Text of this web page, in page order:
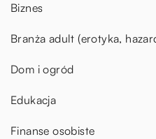
Biznes
Branża adult (erotyka,
Dom i ogród
Edukacja
Finanse osobiste